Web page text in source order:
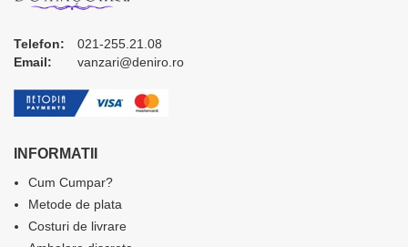
Telefon:
021-255.21.08
Email:
vanzari@deniro.ro
INFORMATII
Cum Cumpar?
Metode de plata
Costuri de livrare